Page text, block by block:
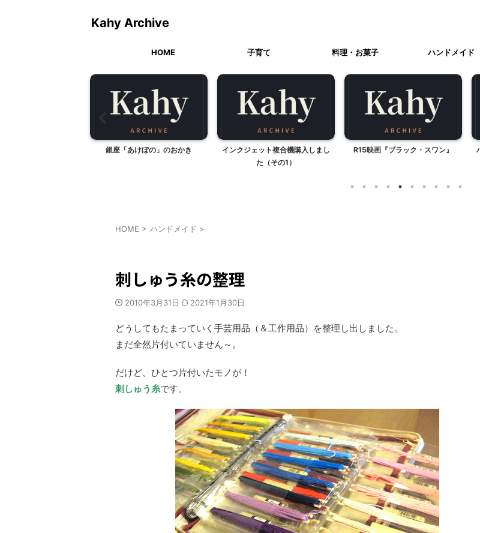
Kahy Archive
HOME 子育て 料理・お菓子 ハンドメイド
銀座「あけぼの」のおかき
インクジェット複合機購入しまし
た（その1）
R15映画『ブラック・スワン』
HOME > ハンドメイド >
刺しゅう糸の整理
2010年3月31日 2021年1月30日
どうしてもたまっていく手芸用品（＆工作用品）を整理し出しました。
まだ全然片付いていません～。
だけど、ひとつ片付いたモノが！
刺しゅう糸です。